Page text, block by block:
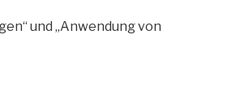
und „Anwendung von